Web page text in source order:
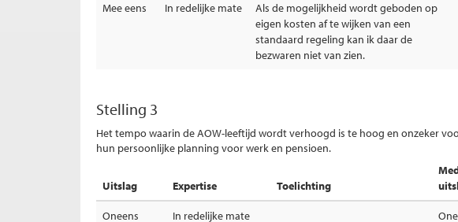
Mee eens In redelijke mate
Als de mogelijkheid wordt geboden op
eigen kosten af te wijken van een
standaard regeling kan ik daar de
bezwaren niet van zien.
Stelling 3
Het tempo waarin de AOW-leeftijd wordt verhoogd is te hoog en onzeker
hun persoonlijke planning voor werk en pensioen.
Uitslag Expertise Toelichting
Oneens In redelijke mate